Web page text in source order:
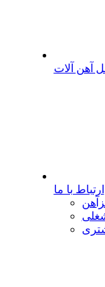
آهن آلات
ارتباط با ما